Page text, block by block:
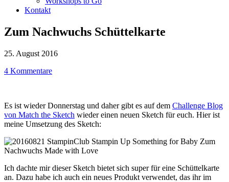
Kontakt
Zum Nachwuchs Schüttelkarte
25. August 2016
4 Kommentare
Es ist wieder Donnerstag und daher gibt es auf dem Challenge Blog
von Match the Sketch wieder einen neuen Sketch für euch. Hier ist
meine Umsetzung des Sketch:
Ich dachte mir dieser Sketch bietet sich super für eine Schüttelkarte
an. Dazu habe ich auch ein neues Produkt verwendet, das ihr im